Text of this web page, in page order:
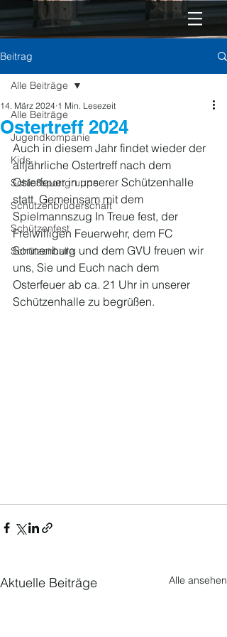
Beitrag
Alle Beiträge
Jugendkompanie
Kids
Schießsportgruppe
Schützenbruderschaft
Schützenfest
Schützenhalle
Alle Beiträge
Ostertreff 2024
14. März 2024 1 Min. Lesezeit
Auch in diesem Jahr findet wieder der
alljährliche Ostertreff nach dem
Osterfeuer in unserer Schützenhalle
statt. Gemeinsam mit dem
Spielmannszug In Treue fest, der
Freiwilligen Feuerwehr, dem FC
Sonnenburg und dem GVU freuen wir
uns, Sie und Euch nach dem
Osterfeuer ab ca. 21 Uhr in unserer
Schützenhalle zu begrüßen.
Aktuelle Beiträge Alle ansehen